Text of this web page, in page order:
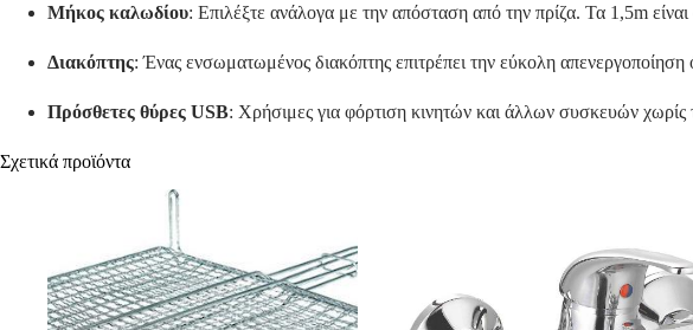
Μήκος καλωδίου: Επιλέξτε ανάλογα με την απόσταση από την πρίζα. Τα 1,5m
Διακόπτης:Ένας ενσωματωμένος διακόπτης επιτρέπει την εύκολη
Πρόσθετες θύρες USB: Χρήσιμες για φόρτιση κινητών και άλλων συσκευών χωρίς
Σχετικά προϊόντα